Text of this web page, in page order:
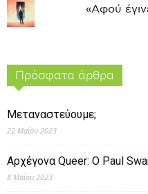
«Αφού
Πρόσφατα άρθρα
Μεταναστεύουμε;
22 Μαΐου 2023
Αρχέγονα Queer: O Paul
8 Μαΐου 2023